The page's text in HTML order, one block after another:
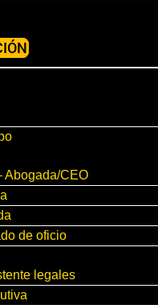
Abogada/CEO
de oficio
legales